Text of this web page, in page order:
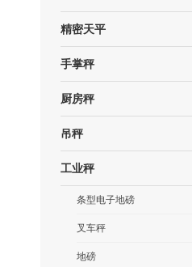
精密天平
手掌秤
厨房秤
吊秤
工业秤
条型电子地磅
叉车秤
地磅